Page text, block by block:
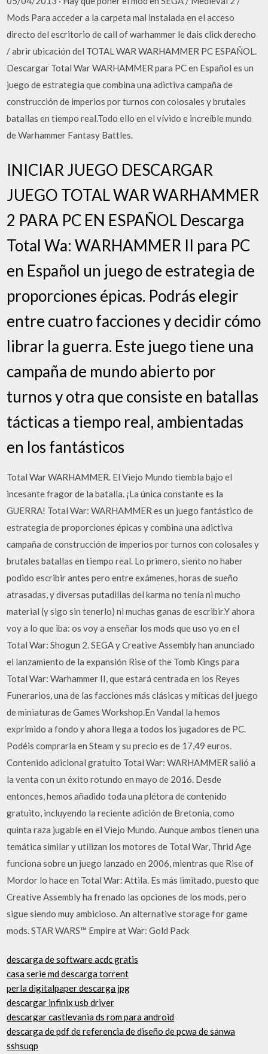
Mods Para acceder a la carpeta mal instalada en el acceso
directo del escritorio de call of warhammer le dais click derecho
/ abrir ubicación del TOTAL WAR WARHAMMER PC ESPAÑOL.
Descargar Total War WARHAMMER para PC en Español es un
juego de estrategia que combina una adictiva campaña de
construcción de imperios por turnos con colosales y brutales
batallas en tiempo real.Todo ello en el vívido e increíble mundo
de Warhammer Fantasy Battles.
INICIAR JUEGO DESCARGAR
JUEGO TOTAL WAR WARHAMMER
2 PARA PC EN ESPAÑOL Descarga
Total Wa: WARHAMMER II para PC
en Español un juego de estrategia de
proporciones épicas. Podrás elegir
entre cuatro facciones y decidir cómo
librar la guerra. Este juego tiene una
campaña de mundo abierto por
turnos y otra que consiste en batallas
tácticas a tiempo real, ambientadas
en los fantásticos
Total War WARHAMMER. El Viejo Mundo tiembla bajo el
incesante fragor de la batalla. ¡La única constante es la
GUERRA! Total War: WARHAMMER es un juego fantástico de
estrategia de proporciones épicas y combina una adictiva
campaña de construcción de imperios por turnos con colosales y
brutales batallas en tiempo real. Lo primero, siento no haber
podido escribir antes pero entre exámenes, horas de sueño
atrasadas, y diversas putadillas del karma no tenía ni mucho
material (y sigo sin tenerlo) ni muchas ganas de escribir.Y ahora
voy a lo que iba: os voy a enseñar los mods que uso yo en el
Total War: Shogun 2. SEGA y Creative Assembly han anunciado
el lanzamiento de la expansión Rise of the Tomb Kings para
Total War: Warhammer II, que estará centrada en los Reyes
Funerarios, una de las facciones más clásicas y míticas del juego
de miniaturas de Games Workshop.En Vandal la hemos
exprimido a fondo y ahora llega a todos los jugadores de PC.
Podéis comprarla en Steam y su precio es de 17,49 euros.
Contenido adicional gratuito Total War: WARHAMMER salió a
la venta con un éxito rotundo en mayo de 2016. Desde
entonces, hemos añadido toda una plétora de contenido
gratuito, incluyendo la reciente adición de Bretonia, como
quinta raza jugable en el Viejo Mundo. Aunque ambos tienen una
temática similar y utilizan los motores de Total War, Thrid Age
funciona sobre un juego lanzado en 2006, mientras que Rise of
Mordor lo hace en Total War: Attila. Es más limitado, puesto que
Creative Assembly ha frenado las opciones de los mods, pero
sigue siendo muy ambicioso. An alternative storage for game
mods. STAR WARS™ Empire at War: Gold Pack
descarga de software acdc gratis
casa serie md descarga torrent
perla digitalpaper descarga jpg
descargar infinix usb driver
descargar castlevania ds rom para android
descarga de pdf de referencia de diseño de pcwa de sanwa
sshsuqp